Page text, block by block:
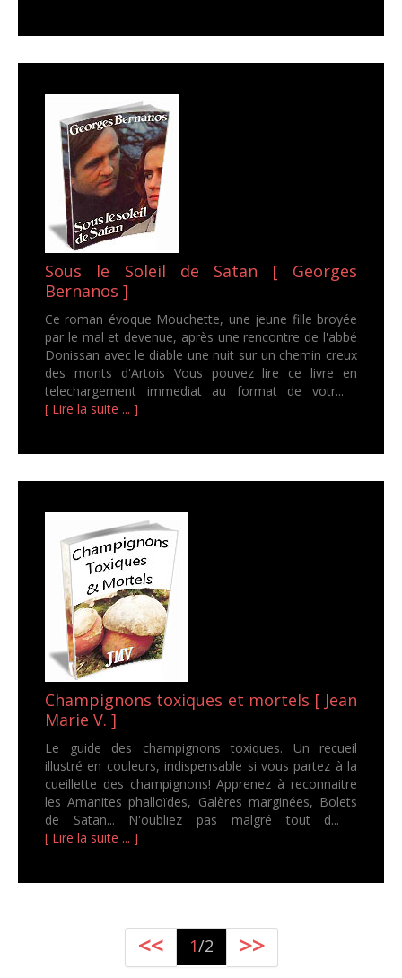
Sous le Soleil de Satan [ Georges
Bernanos ]
Ce roman évoque Mouchette, une jeune fille broyée
par le mal et devenue, après une rencontre de l'abbé
Donissan avec le diable une nuit sur un chemin creux
des monts d'Artois Vous pouvez lire ce livre en
telechargement immediat au format de votr...
[ Lire la suite ... ]
Champignons toxiques et mortels [ Jean
Marie V. ]
Le guide des champignons toxiques. Un recueil
illustré en couleurs, indispensable si vous partez à la
cueillette des champignons! Apprenez à reconnaitre
les Amanites phalloïdes, Galères marginées, Bolets
de Satan... N'oubliez pas malgré tout d...
[ Lire la suite ... ]
<< 1/2 >>